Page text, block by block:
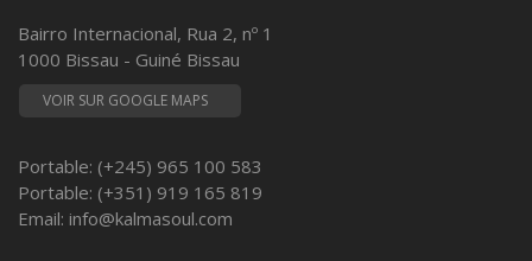
Bairro Internacional, Rua 2, nº 1
1000 Bissau - Guiné Bissau
VOIR SUR GOOGLE MAPS
Portable: (+245) 965 100 583
Portable: (+351) 919 165 819
Email: info@kalmasoul.com